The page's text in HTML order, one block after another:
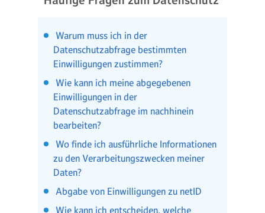
Warum muss ich in der
Datenschutzabfrage bestimmten
Einwilligungen zustimmen?
Wie kann ich meine abgegebenen
Einwilligungen in der
Datenschutzabfrage im nachhinein
bearbeiten?
Wo finde ich ausführliche Informationen
zu den Verarbeitungszwecken meiner
Daten?
Abgabe von Einwilligungen zu netID
Wie kann ich entscheiden, welche